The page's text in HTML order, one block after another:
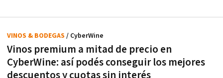
Vinos premium a mitad de precio en
CyberWine: así podés conseguir los mejores
descuentos y cuotas sin interés
VINOS & BODEGAS / CyberWine